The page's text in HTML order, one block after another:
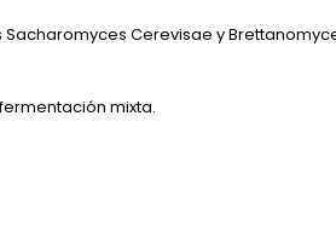
Cerevisae y
mixta.